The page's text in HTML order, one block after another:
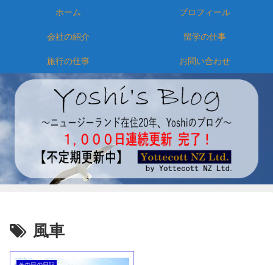
ホーム プロフィール
会社の紹介 留学の仕事
旅行の仕事 お問い合わせ
風車